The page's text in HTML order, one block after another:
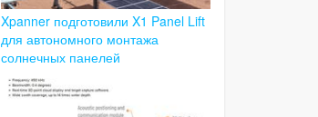
Xpanner подготовили X1 Panel Lift
для автономного монтажа
солнечных панелей